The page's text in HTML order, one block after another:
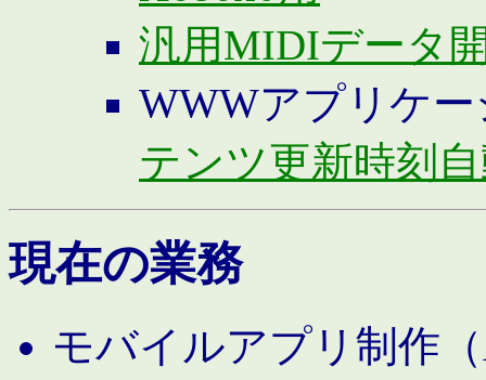
汎用MIDIデータ
WWWアプリケ
テンツ更新時刻
現在の業務
モバイルアプリ制作